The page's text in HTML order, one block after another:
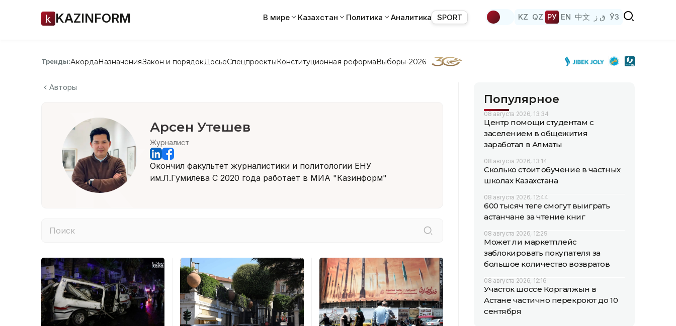
KAZINFORM В мире Казахстан Политика Аналитика SPORT KZ QZ РУ EN 中文 ق ز ЎЗ
Тренды:АкордаНазначенияЗакон и порядок ДосьеСпецпроектыКонституционная реформаВыборы-2026
Авторы
Арсен Утешев
Журналист
Окончил факультет журналистики и политологии ЕНУ
им.Л.Гумилева С 2020 года работает в МИА "Казинформ"
Популярное
08 августа 2026, 13:34
Центр помощи студентам с
заселением в общежития
заработал в Алматы
08 августа 2026, 13:14
Сколько стоит обучение в частных
школах Казахстана
08 августа 2026, 12:44
600 тысяч теңге смогут выиграть
астанчане за чтение книг
08 августа 2026, 12:29
Может ли маркетплейс
заблокировать покупателя за
большое количество возвратов
08 августа 2026, 12:16
Участок шоссе Коргалжын в
Астане частично перекроют до 10
сентября